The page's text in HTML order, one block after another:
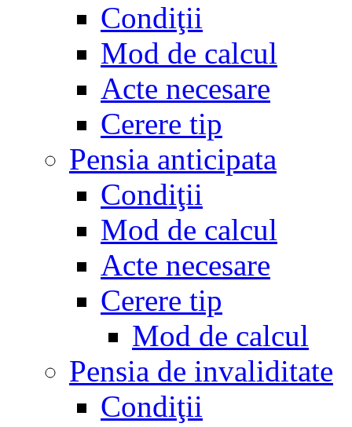
Condiţii
Mod de calcul
Acte necesare
Cerere tip
Pensia anticipata
Condiţii
Mod de calcul
Acte necesare
Cerere tip
Mod de calcul
Pensia de invaliditate
Condiţii